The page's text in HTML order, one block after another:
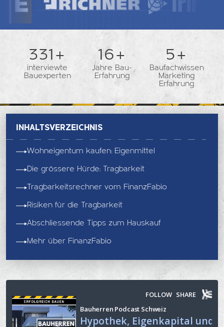
362+
interviewte
Bauexperten
18+
Jahre Bau-
Erfahrung
5+
Baufachwissen
Marketing
Erfahrung
Inhaltsverzeichnis
Wohneigentum kaufen: Eigenmittel
Die grössere Hürde: Tragbarkeit
Tragbarkeitsrechner vom FinanzFabio
Risiken für die Tragbarkeit
Abschliessende Tipps zum Hauskauf
Mehr über FinanzFabio